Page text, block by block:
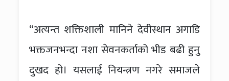
“अत्यन्त शक्तिशाली मानिने देवीस्थान अगाडि
भक्तजनभन्दा नशा सेवनकर्ताको भीड बढी हुनु
दुखद हो। यसलाई नियन्त्रण नगरे समाजले